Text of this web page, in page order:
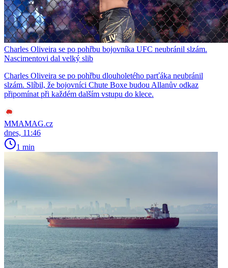
Charles Oliveira se po pohřbu bojovníka UFC neubránil slzám.
Nascimentovi dal velký slib
Charles Oliveira se po pohřbu dlouholetého parťáka neubránil
slzám. Slíbil, že bojovníci Chute Boxe budou Allanův odkaz
připomínat při každém dalším vstupu do klece.
MMAMAG.cz
dnes, 11:46
1 min